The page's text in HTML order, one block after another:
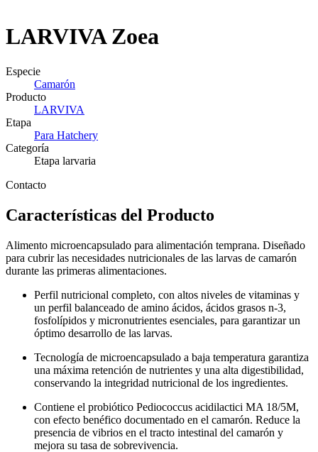
LARVIVA Zoea
Especie
Camarón
Producto
LARVIVA
Etapa
Para Hatchery
Categoría
Etapa larvaria
Contacto
Características del Producto
Alimento microencapsulado para alimentación temprana. Diseñado
para cubrir las necesidades nutricionales de las larvas de camarón
durante las primeras alimentaciones.
Perfil nutricional completo, con altos niveles de vitaminas y
un perfil balanceado de amino ácidos, ácidos grasos n-3,
fosfolípidos y micronutrientes esenciales, para garantizar un
óptimo desarrollo de las larvas.
Tecnología de microencapsulado a baja temperatura garantiza
una máxima retención de nutrientes y una alta digestibilidad,
conservando la integridad nutricional de los ingredientes.
Contiene el probiótico Pediococcus acidilactici MA 18/5M,
con efecto benéfico documentado en el camarón. Reduce la
presencia de vibrios en el tracto intestinal del camarón y
mejora su tasa de sobrevivencia.